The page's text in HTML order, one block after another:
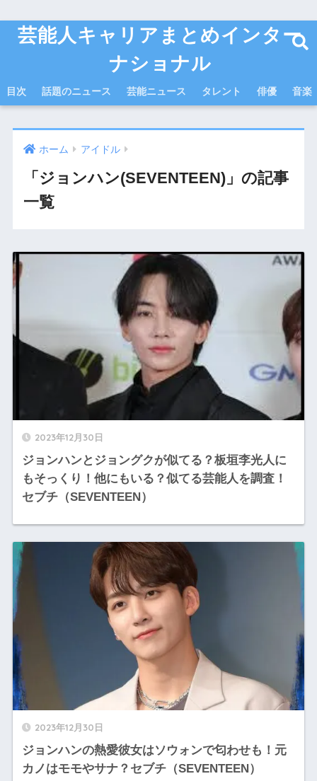
芸能人キャリアまとめインター
ナショナル
目次 話題のニュース 芸能ニュース タレント 俳優 音楽
ホーム アイドル
「ジョンハン(SEVENTEEN)」の記事
一覧
2023年12月30日
ジョンハンとジョングクが似てる？板垣李光人に
もそっくり！他にもいる？似てる芸能人を調査！
セブチ（SEVENTEEN）
2023年12月30日
ジョンハンの熱愛彼女はソウォンで匂わせも！元
カノはモモやサナ？セブチ（SEVENTEEN）